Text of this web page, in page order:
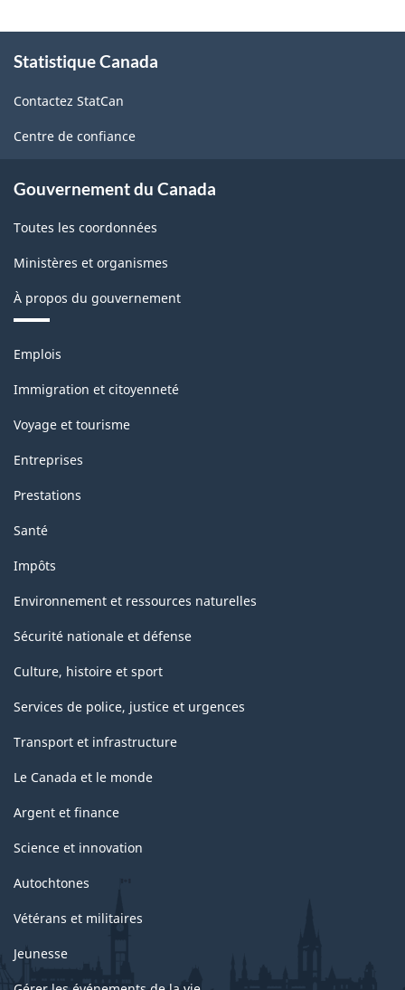
propos
ce
site
Statistique Canada
Contactez StatCan
Centre de confiance
Gouvernement du Canada
Toutes les coordonnées
Ministères et organismes
À propos du gouvernement
Thèmes
sujets
Emplois
Immigration et citoyenneté
Voyage et tourisme
Entreprises
Prestations
Santé
Impôts
Environnement et ressources naturelles
Sécurité nationale et défense
Culture, histoire et sport
Services de police, justice et urgences
Transport et infrastructure
Le Canada et le monde
Argent et finance
Science et innovation
Autochtones
Vétérans et militaires
Jeunesse